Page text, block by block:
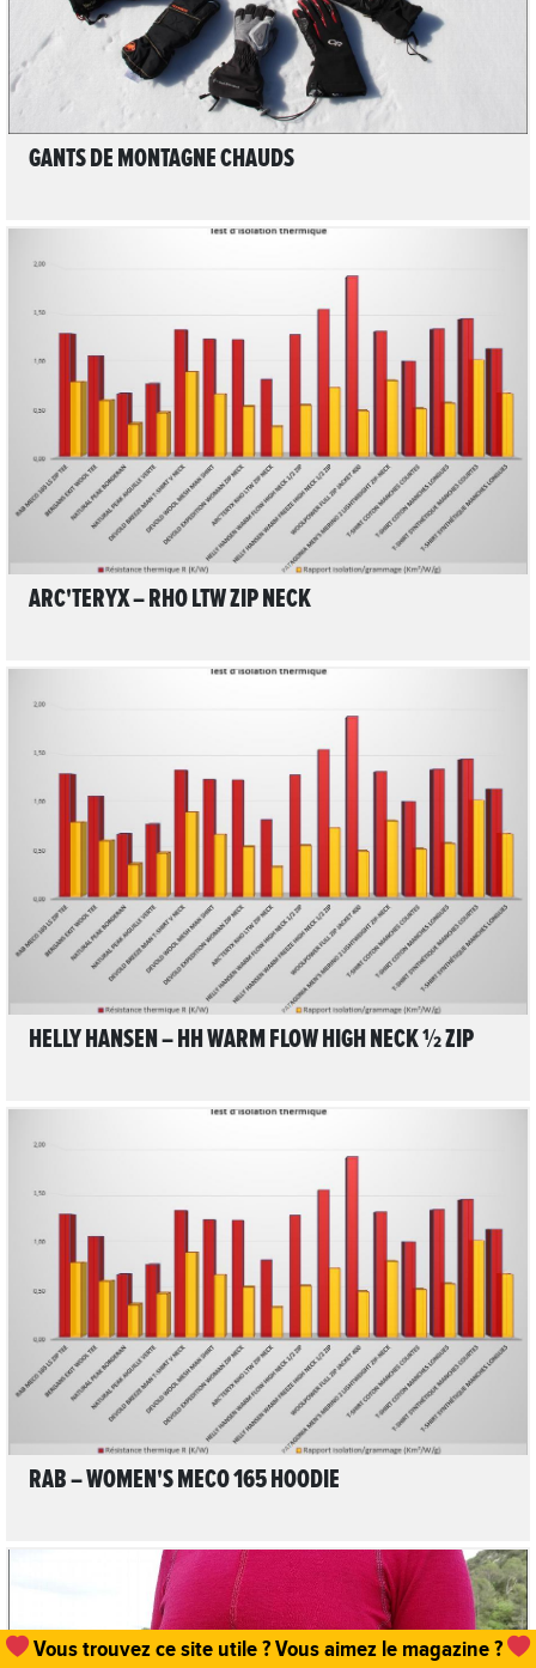
GANTS DE MONTAGNE CHAUDS
ARC'TERYX – RHO LTW ZIP NECK
LIRE L'ARTICLE
HELLY HANSEN – HH WARM FLOW HIGH NECK ½ ZIP
RAB – WOMEN'S MECO 165 HOODIE
Vous trouvez ce site utile ? Vous aimez le magazine ?